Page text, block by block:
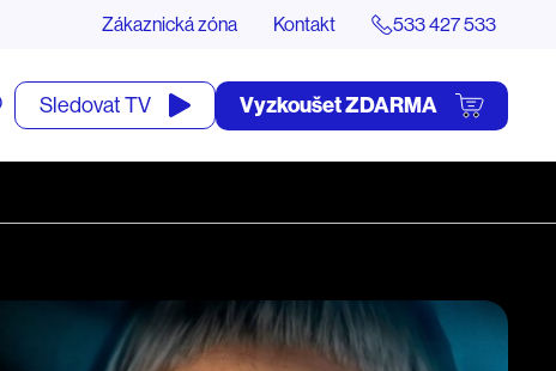
Zákaznická zóna Kontakt 533 427 533
Otevřít
vyhledávání
Sledovat TV Vyzkoušet ZDARMA